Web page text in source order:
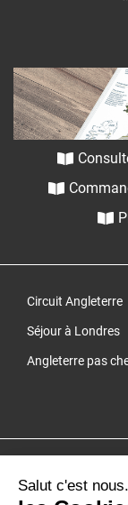
Circuit Angleterre
Séjour à Londres
Angleterre pas